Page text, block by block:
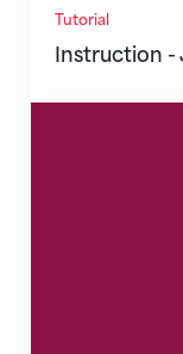
Tutorial
Instruction